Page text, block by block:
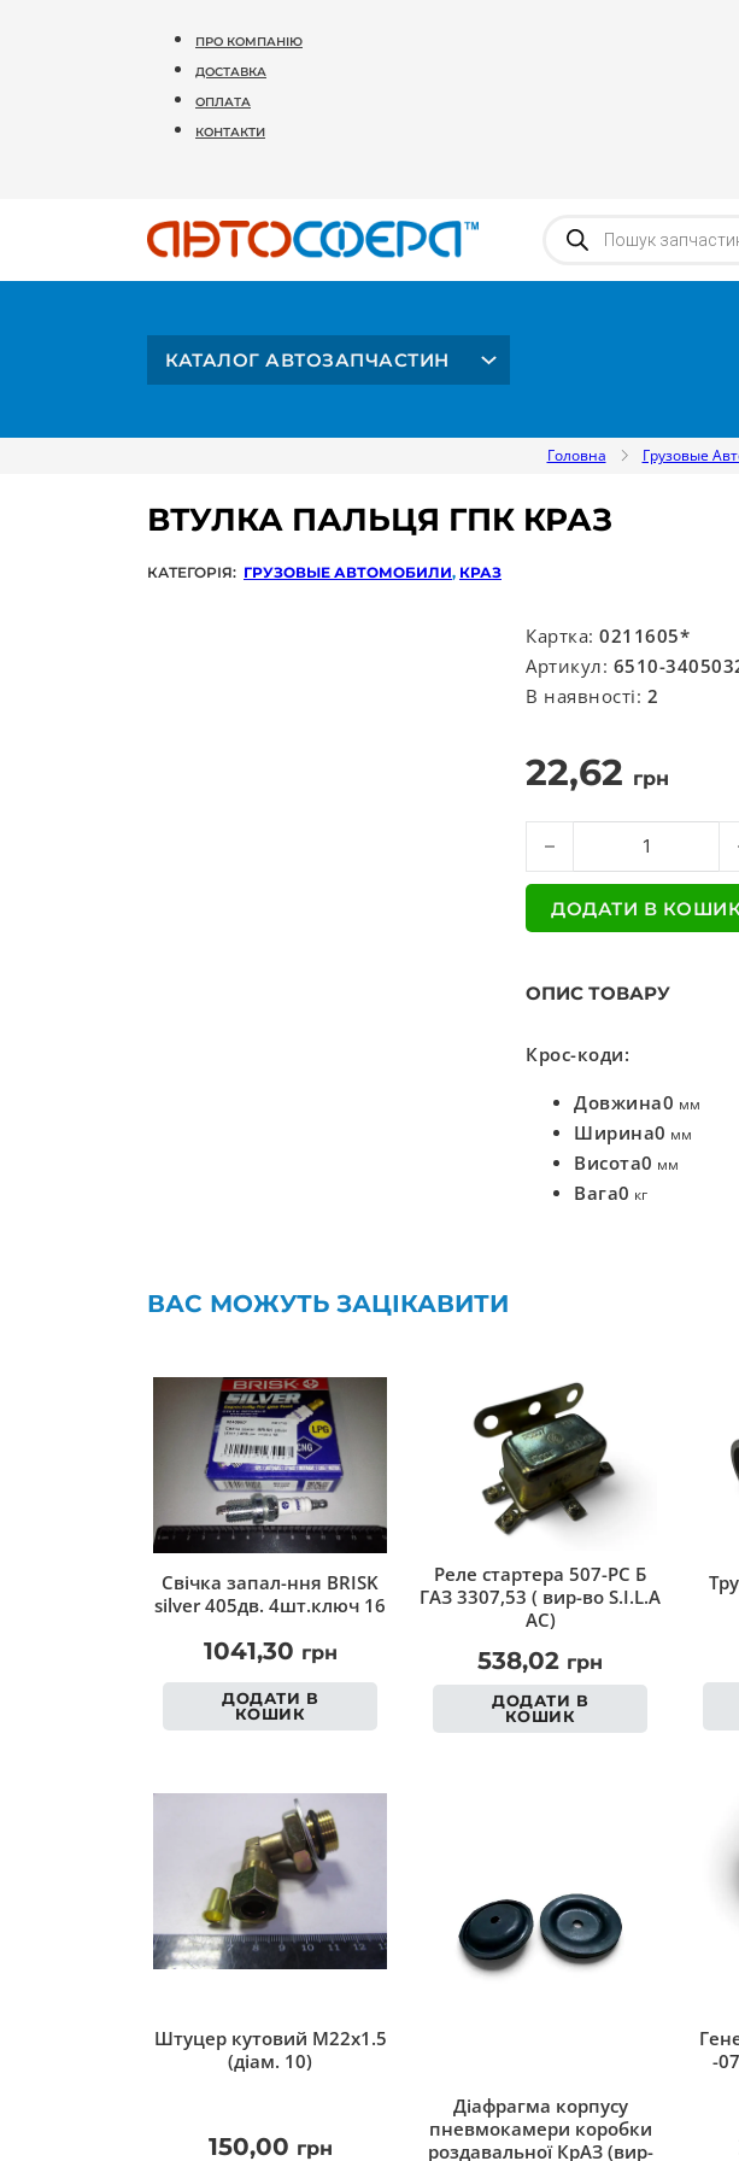
ПРО КОМПАНІЮ
ДОСТАВКА
ОПЛАТА
КОНТАКТИ
Products search
КАТАЛОГ АВТОЗАПЧАСТИН
Головна Грузовые
ВТУЛКА ПАЛЬЦЯ ГПК КРАЗ
КАТЕГОРІЯ: ГРУЗОВЫЕ АВТОМОБИЛИ, КРАЗ
Картка:0211605*
Артикул: 6510-
В наявності: 2
22,62 грн
Втулка пальця гпк Краз
ДОДАТИ В
ОПИС ТОВАРУ
Крос-коди:
Довжина0 мм
Ширина0 мм
Висота0 мм
Вага0 кг
ВАС МОЖУТЬ ЗАЦІКАВИТИ
Свічка запал-ння BRISK
silver 405дв. 4шт.ключ 16
1041,30 грн
ДОДАТИ В
КОШИК
Реле стартера 507-РС Б
ГАЗ 3307,53 ( вир-во S.I.L.A
AC)
538,02 грн
ДОДАТИ В
КОШИК
Штуцер кутовий M22x1.5
(діам. 10)
150,00 грн
Діафрагма корпусу
пневмокамери коробки
роздавальної КрАЗ (вир-
-